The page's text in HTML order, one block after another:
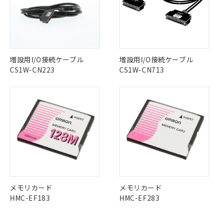
増設用I/O接続ケーブル
CS1W-CN223
増設用I/O接続ケーブル
CS1W-CN713
メモリカード
HMC-EF183
メモリカード
HMC-EF283
在庫状況および標準価格照会結果は、
記載している更新日時点での社内デー
準価格とは異なる場合があることをご
了承ください。
正式な納期状況および標準価格はお客
ご相談ください。
オムロン制御機器販売店や当社販売拠
点は「販売ネットワーク
」をご確認
ください。
在庫状況および標準価格結果を当社の
事前の承諾なく第三者に漏洩または開
ビス）をご利用いただくには、I-Web
メンバーズにご登録されている必要が
むを得ず変更することがあります。
*EU RoHS指令（10物質）：
六価クロム(Cr(Ⅵ)) 1000ppm以下、ポリ臭化ビフェニル
類(PBB) 1000ppm以下、ポリ臭化ジフェニルエーテル類
(PBDE) 1000ppm以下、フタル酸ビス(2-エチルヘキシ
ル) (DEHP)(別名：DOP) 1000ppm以下、フタル酸ブチ
但し、RoHS指令で産業用監視および制御機器に対する
適用除外項目は除く。
フタル酸エステル類の４物質については閾値を超える意
図的な使用がないことを確認しています。
※2 対応予定月
月が前後することがあります。
「－」：未確認です。当社販売部門へお問
い合わせください。
ム) : 100ppm、
Cr(Ⅵ)(六価クロム) : 1000ppm、 PBBs(ポリ臭化ビフェ
ニル類) : 1000ppm、 PBDEs(ポリ臭化ジフェニルエーテ
ル類) : 1000ppm、
イソブチル) : 1000ppm、 BBP(フタル酸ブチルベンジ
DEHP(フタル酸ビス(2-エチルヘキシル)) : 1000ppm
※2 環境保護使用期限
「ｅ」：有害物質（10物質）のすべてが基
準値以下であることを示します。
質が外部に漏えいし、環境に深刻な影響を
及ぼさない年数を意味します。
「－」：未確認です。当社販売部門へお問
為替および外国貿易法に定める商品
（以下｢規制貨物等」という）を輸出
可)を取得するなどの必要な手続きを
とります。
当社は規制貨物を破棄する場合は、完
いよう必要な手段を講じます。
当社は貴社製品を、核兵器、ミサイ
ル、化学兵器、生物兵器またはその他
武器並びにこれらの製造装置等に一切
使用いたしません。
当社は、貴社製品を第三者に販売する
場合は、上記1、2および3の内容を当
該第三者に通知します。また当社は、
り引きをいたしません。
○ 一定数以上の在庫あり
△ 一定数には満たないが在庫あり
－
在庫なし(最新の在庫状況につ
いては、お客様のお取引先、ま
たはお客様担当のオムロン制御
機器販売店・当社販売員にご確
認ください)
空
白
受注生産機種、また在庫状況の
情報を公開していない機種